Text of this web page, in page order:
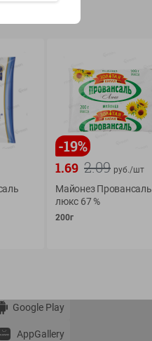
Green
покупок
связь
Google Play
AppGallery
-19%
2.09
1.69 руб./шт
Майонез Провансаль
люкс 67 %
200г